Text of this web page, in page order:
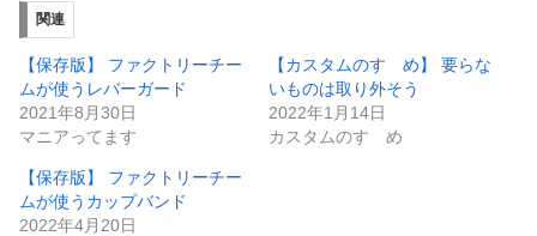
関連
【保存版】 ファクトリーチー
ムが使うレバーガード
2021年8月30日
マニアってます
【カスタムのすゝめ】 要らな
いものは取り外そう
2022年1月14日
カスタムのすゝめ
【保存版】 ファクトリーチー
ムが使うカップバンド
2022年4月20日